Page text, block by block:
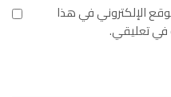
الإلكتروني في هذا
في تعليقي.